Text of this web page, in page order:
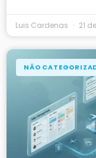
Luis Cardenas 21
NÃO